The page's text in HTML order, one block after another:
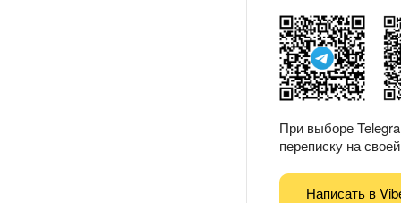
При выборе
переписку на
Написать в